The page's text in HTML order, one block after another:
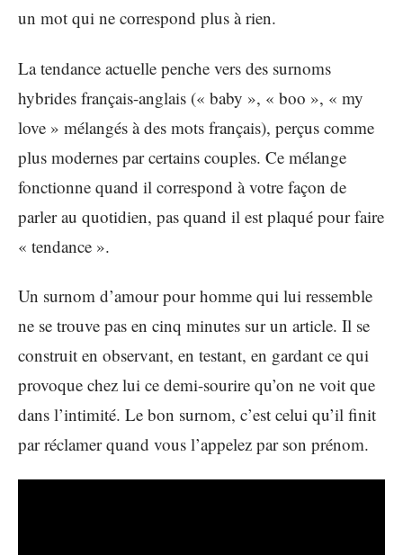
un mot qui ne correspond plus à rien.
La tendance actuelle penche vers des surnoms
hybrides français-anglais (« baby », « boo », « my
love » mélangés à des mots français), perçus comme
plus modernes par certains couples. Ce mélange
fonctionne quand il correspond à votre façon de
parler au quotidien, pas quand il est plaqué pour faire
« tendance ».
Un surnom d’amour pour homme qui lui ressemble
ne se trouve pas en cinq minutes sur un article. Il se
construit en observant, en testant, en gardant ce qui
provoque chez lui ce demi-sourire qu’on ne voit que
dans l’intimité. Le bon surnom, c’est celui qu’il finit
par réclamer quand vous l’appelez par son prénom.